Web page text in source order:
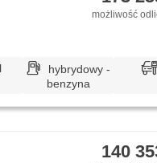
możliwość
hybrydowy -
benzyna
140